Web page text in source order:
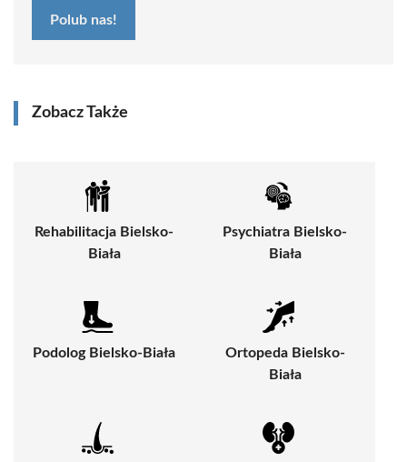
Polub nas!
Zobacz Także
Rehabilitacja Bielsko-
Biała
Psychiatra Bielsko-
Biała
Podolog Bielsko-Biała
Ortopeda Bielsko-
Biała